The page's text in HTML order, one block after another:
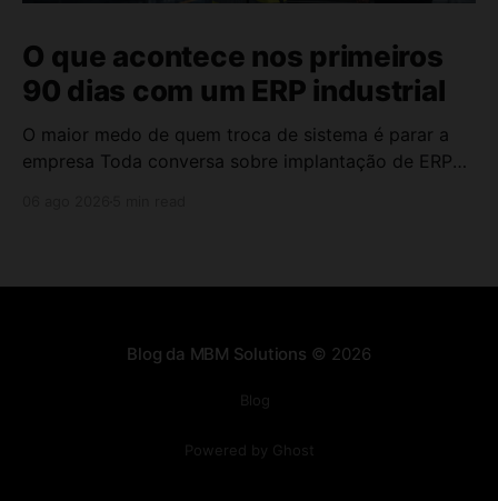
O que acontece nos primeiros
90 dias com um ERP industrial
O maior medo de quem troca de sistema é parar a
empresa Toda conversa sobre implantação de ERP
Blog da MBM Solutions © 2026
Blog
Powered by Ghost